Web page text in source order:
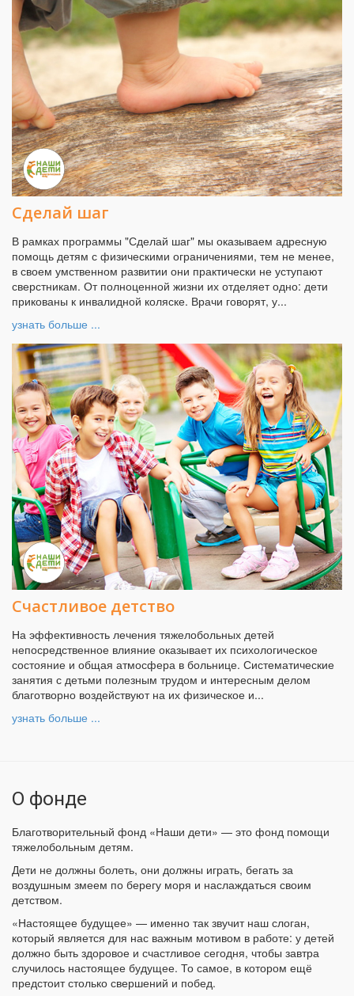
Сделай шаг
В рамках программы "Сделай шаг" мы оказываем адресную
помощь детям с физическими ограничениями, тем не менее,
в своем умственном развитии они практически не уступают
сверстникам. От полноценной жизни их отделяет одно: дети
прикованы к инвалидной коляске. Врачи говорят, у...
узнать больше ...
Счастливое детство
На эффективность лечения тяжелобольных детей
непосредственное влияние оказывает их психологическое
состояние и общая атмосфера в больнице. Систематические
занятия с детьми полезным трудом и интересным делом
благотворно воздействуют на их физическое и...
узнать больше ...
О фонде
Благотворительный фонд «Наши дети» — это фонд помощи
тяжелобольным детям.
Дети не должны болеть, они должны играть, бегать за
воздушным змеем по берегу моря и наслаждаться своим
детством.
«Настоящее будущее» — именно так звучит наш слоган,
который является для нас важным мотивом в работе: у детей
должно быть здоровое и счастливое сегодня, чтобы завтра
случилось настоящее будущее. То самое, в котором ещё
предстоит столько свершений и побед.